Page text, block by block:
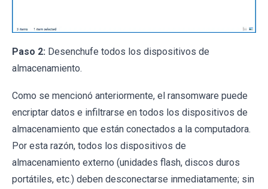
Paso 2: Desenchufe todos los dispositivos de
almacenamiento.
Como se mencionó anteriormente, el ransomware puede
encriptar datos e infiltrarse en todos los dispositivos de
almacenamiento que están conectados a la computadora.
Por esta razón, todos los dispositivos de
almacenamiento externo (unidades flash, discos duros
portátiles, etc.) deben desconectarse inmediatamente; sin